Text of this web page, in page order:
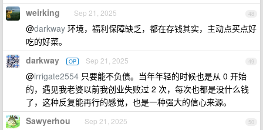
48
weirking Sep 21, 2025
@darkway 环境，福利保障缺乏，都在存钱其实，主动点买点好
吃的好菜。
49
darkway OP Sep 21, 2025
@irrigate2554 只要能不负债。当年年轻的时候也是从 0 开始
的，遇见我老婆以前我创业失败过 2 次，每次也都是没什么钱
了，这种反复能再行的感觉，也是一种强大的信心来源。
50
Sawyerhou Sep 21, 2025